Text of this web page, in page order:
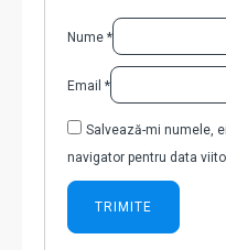
Nume *
Email *
Salvează-mi numele,
navigator pentru data